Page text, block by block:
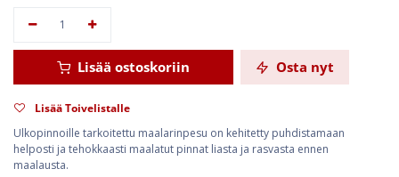
Lisää ostoskoriin Osta nyt
Lisää Toivelistalle
Ulkopinnoille tarkoitettu maalarinpesu on kehitetty puhdistamaan
helposti ja tehokkaasti maalatut pinnat liasta ja rasvasta ennen
maalausta.